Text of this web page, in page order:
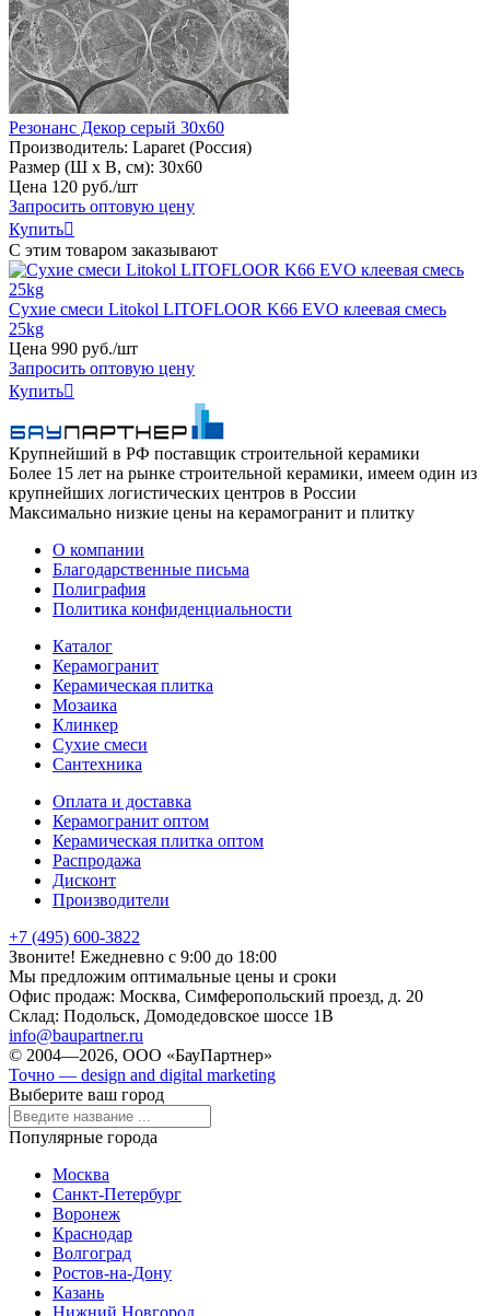
Резонанс Декор серый 30х60
Производитель: Laparet (Россия)
Размер (Ш х В, см): 30х60
Цена 120 руб./шт
Запросить оптовую цену
Купить
С этим товаром заказывают
Сухие смеси Litokol LITOFLOOR K66 EVO клеевая смесь
25kg
Цена 990 руб./шт
Запросить оптовую цену
Купить
Крупнейший в РФ поставщик строительной керамики
Более 15 лет на рынке строительной керамики, имеем один из
крупнейших логистических центров в России
Максимально низкие цены на керамогранит и плитку
О компании
Благодарственные письма
Полиграфия
Политика конфиденциальности
Каталог
Керамогранит
Керамическая плитка
Мозаика
Клинкер
Сухие смеси
Сантехника
Оплата и доставка
Керамогранит оптом
Керамическая плитка оптом
Распродажа
Дисконт
Производители
+7 (495) 600-3822
Звоните! Ежедневно с 9:00 до 18:00
Мы предложим оптимальные цены и сроки
Офис продаж: Москва, Симферопольский проезд, д. 20
Склад: Подольск, Домодедовское шоссе 1В
info@baupartner.ru
© 2004—2026, ООО «БауПартнер»
Точно — design and digital marketing
Выберите ваш город
Популярные города
Москва
Санкт-Петербург
Воронеж
Краснодар
Волгоград
Ростов-на-Дону
Казань
Нижний Новгород